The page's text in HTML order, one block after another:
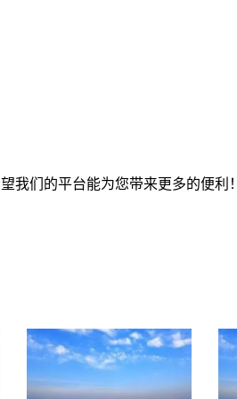
我们的平台能为您带来更多的便利！